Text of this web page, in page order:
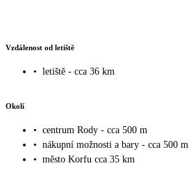
Vzdálenost od letiště
• letiště - cca 36 km
Okolí
• centrum Rody - cca 500 m
• nákupní možnosti a bary - cca 500 m
• město Korfu cca 35 km